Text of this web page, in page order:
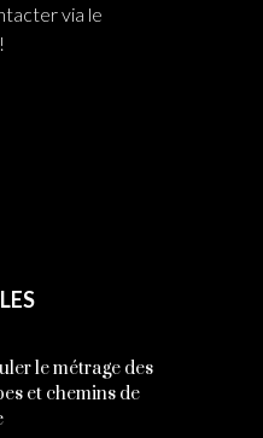
via le
le métrage des
et chemins de